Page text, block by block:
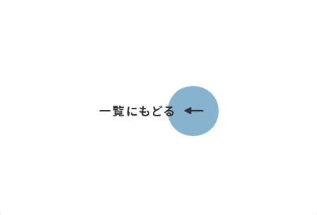
一覧にもどる